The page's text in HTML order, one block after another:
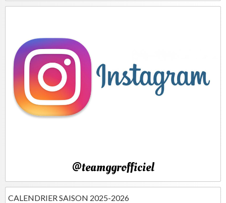
@teamggrofficiel
CALENDRIER SAISON 2025-2026